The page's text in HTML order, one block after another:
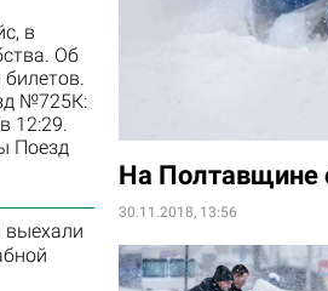
в
Об
№725К:
12:29.
Поезд
На Полтавщине
30.11.2018, 13:56